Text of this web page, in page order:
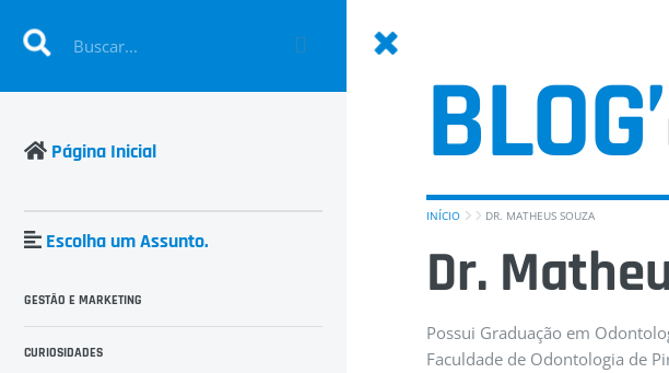
BLOG’
INÍCIO DR. MATHEUS SOUZA
Dr.
Possui Graduação em
Faculdade de Odontologia de
Página Inicial
Escolha um Assunto.
GESTÃO E MARKETING
CURIOSIDADES